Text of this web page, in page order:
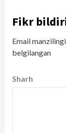
Fikr
Email
belgilangan
Sharh